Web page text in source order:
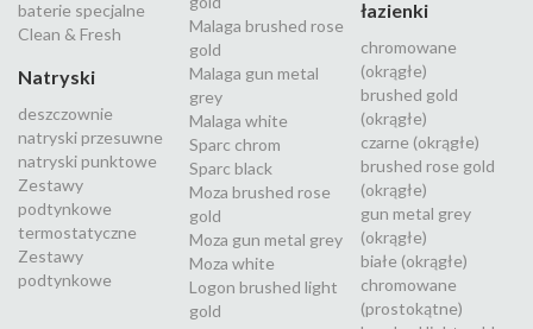
baterie specjalne
Clean & Fresh
Natryski
deszczownie
natryski przesuwne
natryski punktowe
Zestawy
podtynkowe
termostatyczne
Zestawy
podtynkowe
Malaga brushed rose
gold
Malaga gun metal
grey
Malaga white
Sparc chrom
Sparc black
Moza brushed rose
gold
Moza gun metal grey
Moza white
Logon brushed light
gold
łazienki
chromowane
(okrągłe)
brushed gold
(okrągłe)
czarne (okrągłe)
brushed rose gold
(okrągłe)
gun metal grey
(okrągłe)
białe (okrągłe)
chromowane
(prostokątne)